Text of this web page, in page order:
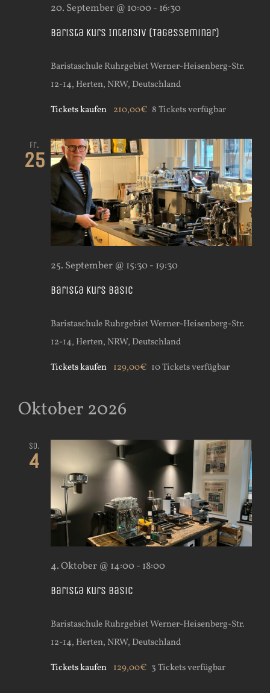
Barista Kurs Intensiv (Tagesseminar)
20. September @ 10:00- 16:30
Baristaschule RuhrgebietWerner-Heisenberg-Str.
12-14, Herten, NRW, Deutschland
Tickets kaufen 210,00€ 8 Tickets verfügbar
Fr.
25
Barista Kurs Basic
25. September @ 15:30- 19:30
Baristaschule RuhrgebietWerner-Heisenberg-Str.
12-14, Herten, NRW, Deutschland
Tickets kaufen 129,00€ 10 Tickets verfügbar
Oktober 2026
So.
4
Barista Kurs Basic
4. Oktober @ 14:00- 18:00
Baristaschule RuhrgebietWerner-Heisenberg-Str.
12-14, Herten, NRW, Deutschland
Tickets kaufen 129,00€ 3 Tickets verfügbar